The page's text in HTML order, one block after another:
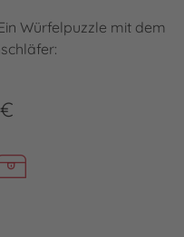
Würfelpuzzle mit dem